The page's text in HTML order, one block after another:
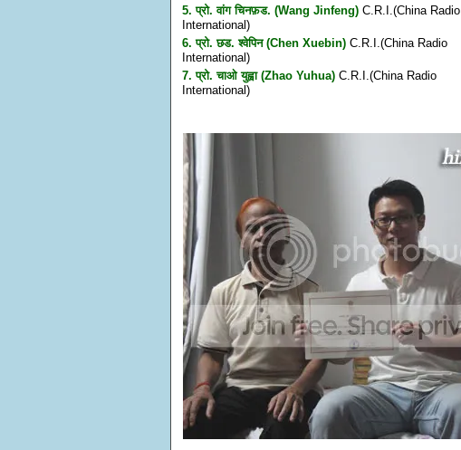
5. प्रो. वांग चिनफ़ड. (Wang Jinfeng) C.R.I.(China Radio
International)
6. प्रो. छड. श्वेपिन (Chen Xuebin) C.R.I.(China Radio
International)
7. प्रो. चाओ युह्वा (Zhao Yuhua) C.R.I.(China Radio
International)